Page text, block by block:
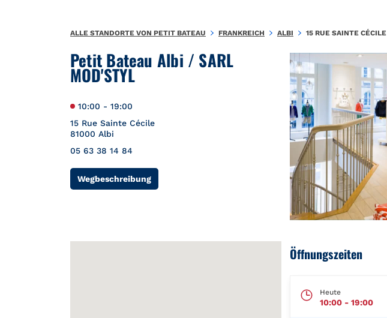
Petit Bateau Albi / SARL
MOD'STYL
10:00 - 19:00
15 Rue Sainte Cécile
81000 Albi
05 63 38 14 84
WegbeschreibungLink Opens in New Tab
Öffnungszeiten
Heute
10:00 -19:00
ALLE STANDORTE VON PETIT BATEAU FRANKREICH ALBI 15 RUE SAINTE CÉCILE